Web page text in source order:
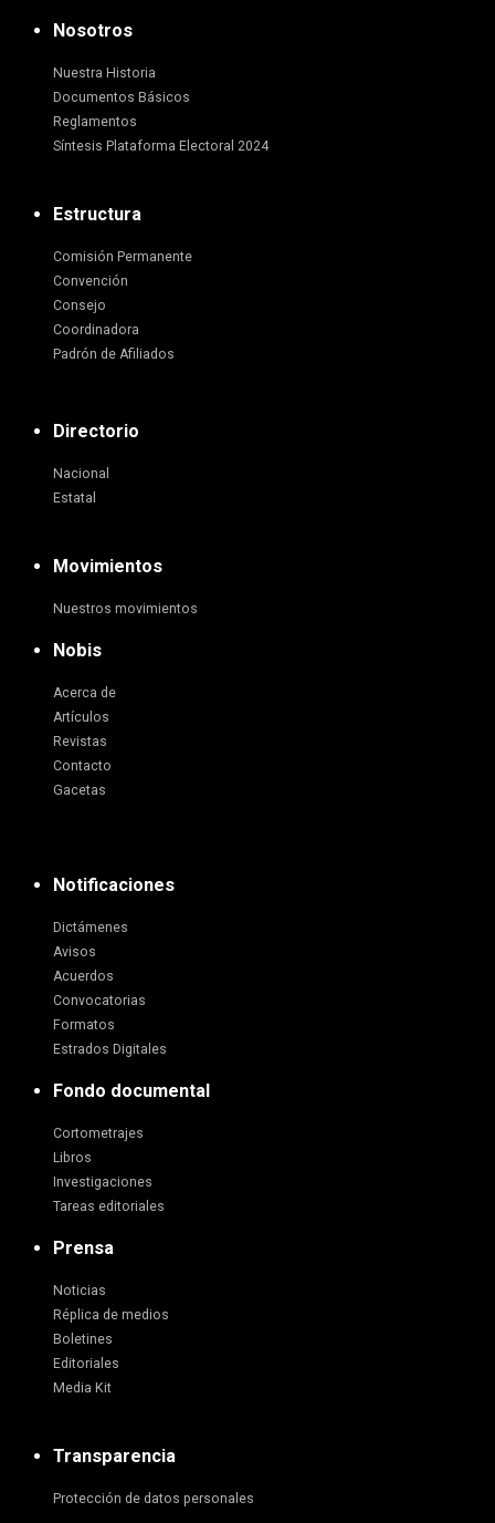
Nosotros
Nuestra Historia
Documentos Básicos
Reglamentos
Síntesis Plataforma Electoral 2024
Estructura
Comisión Permanente
Convención
Consejo
Coordinadora
Padrón de Afiliados
Directorio
Nacional
Estatal
Movimientos
Nuestros movimientos
Nobis
Acerca de
Artículos
Revistas
Contacto
Gacetas
Notificaciones
Dictámenes
Avisos
Acuerdos
Convocatorias
Formatos
Estrados Digitales
Fondo documental
Cortometrajes
Libros
Investigaciones
Tareas editoriales
Prensa
Noticias
Réplica de medios
Boletines
Editoriales
Media Kit
Transparencia
Protección de datos personales